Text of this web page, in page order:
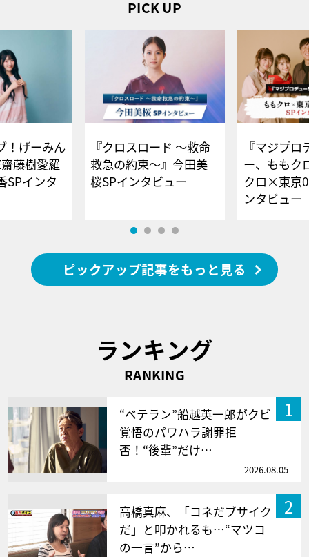
PICK UP
！げーみん
藤樹愛羅
SPインタ
『クロスロード ～救命
救急の約束～』今田美
桜SPインタビュー
『マジプロ
ー、ももク
クロ×東京
ンタビュー
ピックアップ記事をもっと見る
ランキング
RANKING
1
“ベテラン”船越英一郎がクビ
覚悟のパワハラ謝罪拒
否！“後輩”だけ…
2026.08.05
2
高橋真麻、「コネだブサイク
だ」と叩かれるも…“マツコ
の一言”から…